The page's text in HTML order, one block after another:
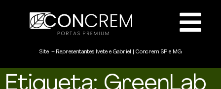
Site – Representantes Ivete e Gabriel | Concrem SP e MG
Etiqueta: GreenLab